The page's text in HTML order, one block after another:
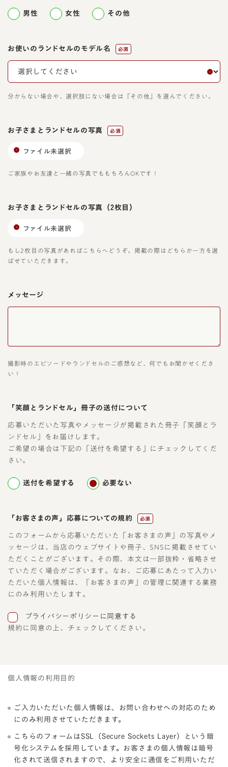
男性 女性 その他
お使いのランドセルのモデル名 必須
分からない場合や、選択肢にない場合は「その他」を選んでください。
お子さまとランドセルの写真 必須
ファイル未選択
ご家族やお友達と一緒の写真でももちろんOKです！
お子さまとランドセルの写真 （2枚目）
ファイル未選択
もし2枚目の写真があればこちらへどうぞ。掲載の際はどちらか一方を選
ばせていただきます。
メッセージ
撮影時のエピソードやランドセルのご感想など、何でもお聞かせくださ
い！
「笑顔とランドセル」冊子の送付について
応募いただいた写真やメッセージが掲載された冊子「笑顔とラ
ンドセル」をお届けします。
ご希望の場合は下記の「送付を希望する」にチェックしてくだ
さい。
送付を希望する 必要ない
「お客さまの声」応募についての規約 必須
このフォームから応募いただいた「お客さまの声」の写真やメ
ッセージは、当店のウェブサイトや冊子、SNSに掲載させてい
ただくことがございます。その際、本文は一部抜粋・省略させ
ていただく場合がございます。なお、ご応募にあたって入力い
ただいた個人情報は、「お客さまの声」の管理に関連する業務
にのみ利用いたします。
プライバシーポリシーに同意する
規約に同意の上、チェックしてください。
個人情報の利用目的
ご入力いただいた個人情報は、お問い合わせへの対応のため
にのみ利用させていただきます。
こちらのフォームはSSL（Secure Sockets Layer）という暗
号化システムを採用しています。お客さまの個人情報は暗号
化されて送信されますので、より安全に通信をご利用いただ